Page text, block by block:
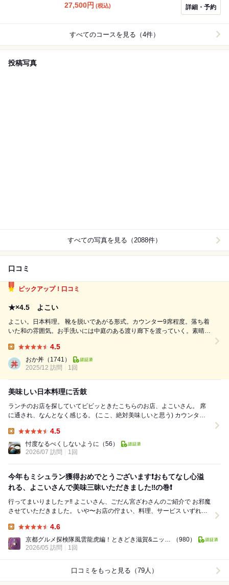
27,500円 (税込) 詳細・予約
すべてのコースを見る（4件）
投稿写真
すべての写真を見る（2088件）
口コミ
ピックアップ！口コミ
★×4.5 よこい
よこい。日本料理。 靴を脱いであがる形式。カウンター9席程度。落ち着
いた和の雰囲気。お手洗いには中庭のある渡り廊下を渡っていく。素晴ら
い。居心地が最高に良い。 ランチのコースをいただいた。からすみもち
を追加して、19200円...
4.5
おか丼 （1741）
2025/12 訪問
1回
美味しい日本料理に舌鼓
ランチのお店を探していてビビッときたこちらのお店、よこいさん。 席
に通され、なんとなく感じる。 (ここ、絶対美味しいと思う) カウンター
4.5
忖度なるべくしないように （56）
2026/07 訪問
1回
今年もミシュラン獲得おめでとうございます❗️おもてなし心溢
れる、よこいさんで美味三昧いただきました‼️の巻❗️
行ってまいりましたァ‼️ よこいさん、ごだん宮ざわさんのご紹介で お邪魔
させていただきました。 いや〜お店の佇まい、料理、サービス いずれも
4.6
京都グルメ探検隊風雲龍虎編！ときどき滋賀&ニッポン
（980）
2026/05 訪問
1回
口コミをもっと見る（79人）